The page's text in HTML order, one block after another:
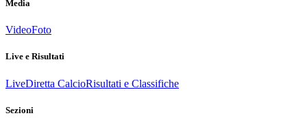
Media
VideoFoto
Live e Risultati
LiveDiretta CalcioRisultati e Classifiche
Sezioni